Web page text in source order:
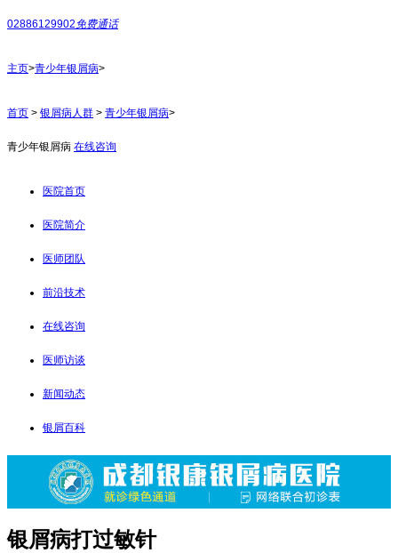
02886129902 免费通话
主页>青少年银屑病>
首页 > 银屑病人群 > 青少年银屑病>
青少年银屑病 在线咨询
医院首页
医院简介
医师团队
前沿技术
在线咨询
医师访谈
新闻动态
银屑百科
银屑病打过敏针